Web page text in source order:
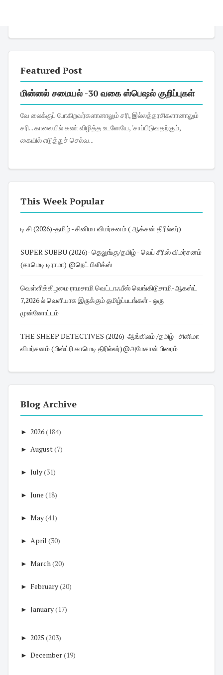
Featured Post
மின்னல் சமையல் -30 வகை ஸ்பெஷல் குறிப்புகள்
வே லைக்குப் போகிறவர்களானாலும் சரி, இல்லத்தரசிகளானாலும்
சரி... காலையில் கண் விழித்த உடனேயே, 'சாப்பிடுவதற்கும்,
கையில் எடுத்துச் செல்வ...
This Week Popular
டி சி (2026)-தமிழ் - சினிமா விமர்சனம் ( ஆக்சன் திரில்லர்)
SUPER SUBBU (2026)- தெலுங்கு/தமிழ் - வெப் சீரிஸ் விமர்சனம்
(காமெடி டிராமா) @நெட் பிளிக்ஸ்
வெள்ளிக்கிழமை ராமசாமி வெட்டாஃபீஸ் வெங்கிடுசாமி-ஆகஸ்ட்
7,2026 ல் வெளியாக இருக்கும் தமிழ்ப்படங்கள் - ஒரு
முன்னோட்டம்
THE SHEEP DETECTIVES (2026)-ஆங்கிலம் /தமிழ் - சினிமா
விமர்சனம் (மிஸ்ட்ரி காமெடி திரில்லர்)@அமேசான் பிரைம்
Blog Archive
► 2026(184)
► August(7)
► July(31)
► June (18)
► May(41)
► April (30)
► March(20)
► February(20)
► January(17)
► 2025 (203)
► December(19)